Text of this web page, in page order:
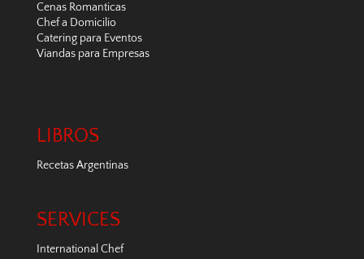
Cenas Romanticas
Chef a Domicilio
Catering para Eventos
Viandas para Empresas
LIBROS
Recetas Argentinas
SERVICES
International Chef